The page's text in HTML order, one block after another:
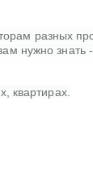
разных
нужно
квартирах.